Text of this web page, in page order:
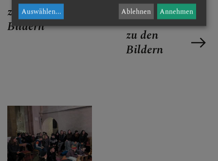
zu den
Bildern
zu den
Bildern
Auswählen... Ablehnen Annehmen